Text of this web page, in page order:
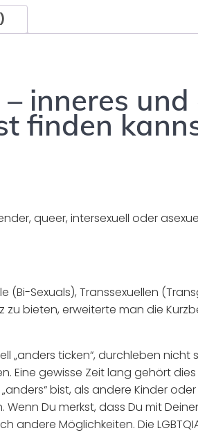
inneres
finden
queer, intersexuell oder
(Bi-Sexuals), Transsexuellen
bieten, erweiterte man die
„anders ticken“, durchleben
Eine gewisse Zeit lang gehört
bist, als andere Kinder
Du merkst, dass Du mit
andere Möglichkeiten. Die